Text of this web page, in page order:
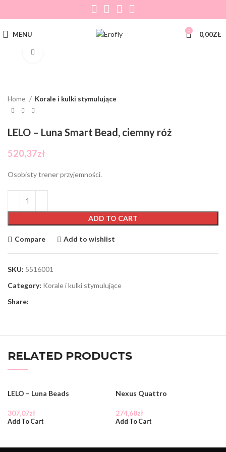
MENU 0 0,00ZŁ
Home Korale i kulki stymulujące
LELO – Luna Smart Bead, ciemny róż
520,37zł
Osobisty trener przyjemności.
ADD TO CART
Compare Add to wishlist
SKU: 5516001
Category: Korale i kulki stymulujące
Share:
RELATED PRODUCTS
LELO – Luna Beads
307,07zł
Add To Cart
Nexus Quattro
274,68zł
Add To Cart